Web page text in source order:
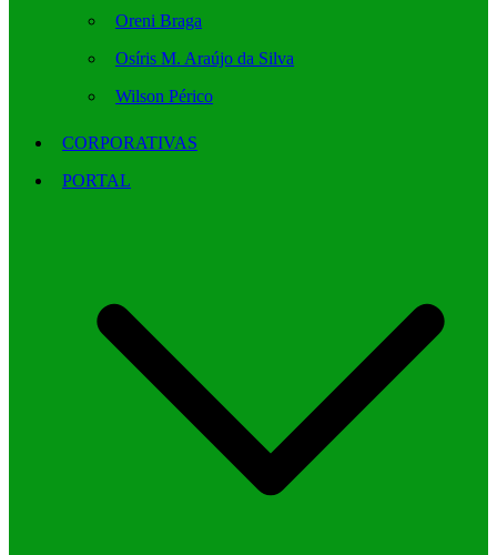
Oreni Braga
Osíris M. Araújo da Silva
Wilson Périco
CORPORATIVAS
PORTAL